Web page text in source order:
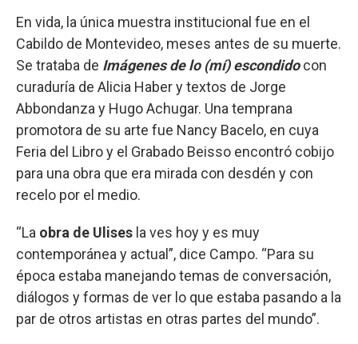
En vida, la única muestra institucional fue en el
Cabildo de Montevideo, meses antes de su muerte.
Se trataba de Imágenes de lo (mí) escondidocon
curaduría de Alicia Haber y textos de Jorge
Abbondanza y Hugo Achugar. Una temprana
promotora de su arte fue Nancy Bacelo, en cuya
Feria del Libro y el Grabado Beisso encontró cobijo
para una obra que era mirada con desdén y con
recelo por el medio.
“La obra de Ulises la ves hoy y es muy
contemporánea y actual”, dice Campo. “Para su
época estaba manejando temas de conversación,
diálogos y formas de ver lo que estaba pasando a la
par de otros artistas en otras partes del mundo”.